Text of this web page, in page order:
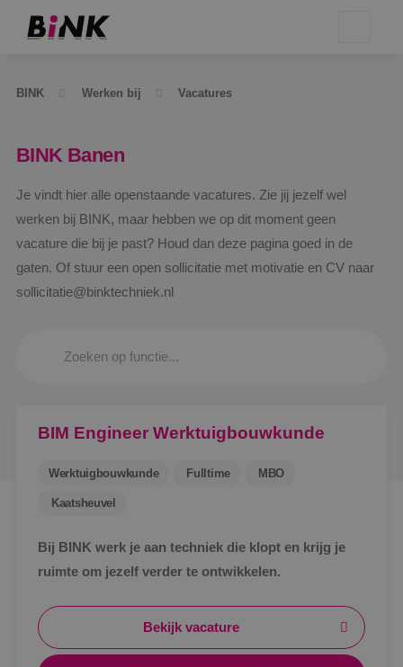
BINK Werken bij Vacatures
BINK Banen
Je vindt hier alle openstaande vacatures. Zie jij jezelf wel
werken bij BINK, maar hebben we op dit moment geen
vacature die bij je past? Houd dan deze pagina goed in de
gaten. Of stuur een open sollicitatie met motivatie en CV naar
sollicitatie@binktechniek.nl
BIM Engineer Werktuigbouwkunde
Werktuigbouwkunde Fulltime MBO
Kaatsheuvel
Bij BINK werk je aan techniek die klopt en krijg je
ruimte om jezelf verder te ontwikkelen.
Bekijk vacature